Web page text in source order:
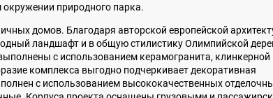
природного парка.
домов. Благодаря авторской европейской
ландшафт и в общую стилистику Олимпийской
с использованием керамогранита, клинкерной
комплекса выгодно подчеркивает декоративная
с использованием высококачественных